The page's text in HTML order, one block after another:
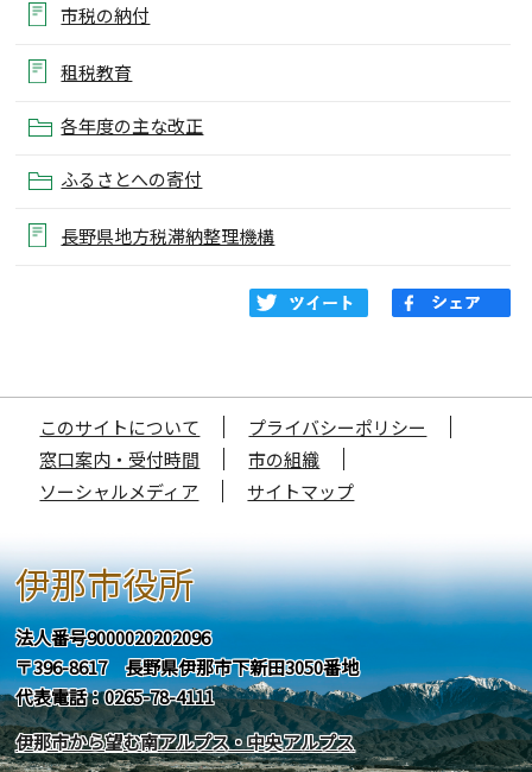
市税の納付
租税教育
各年度の主な改正
ふるさとへの寄付
長野県地方税滞納整理機構
このサイトについて
プライバシーポリシー
窓口案内・受付時間
市の組織
ソーシャルメディア
サイトマップ
伊那市役所
法人番号9000020202096
〒396-8617 長野県伊那市下新田3050番地
代表電話：0265-78-4111
伊那市から望む南アルプス・中央アルプス